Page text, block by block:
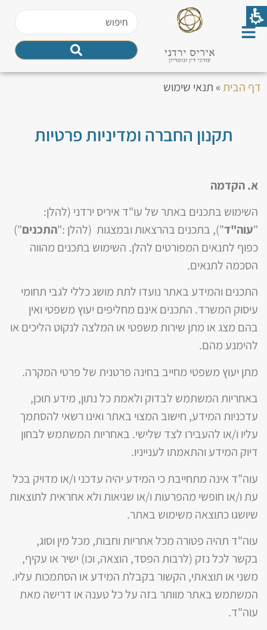
דף הבית» תנאי שימוש
תקנון החברה ומדיניות פרטיות
א. הקדמה
השימוש בתכנים באתר של עו"ד איריס ירדני (להלן:
"עוה"ד"), בתכנים בהרצאות ובמצגות (להלן :"התכנים")
כפוף לתנאים המפורטים להלן. השימוש בתכנים מהווה
הסכמה לתנאים.
התכנים והמידע באתר נועדו לתת מושג כללי לגבי תחומי
עיסוק המשרד. התכנים אינם מחליפים יעוץ משפטי ואין
בהם מצג או מתן שירות משפטי או המלצה לנקוט הליכים או
להימנע מהם.
מתן יעוץ משפטי מחייב בחינה פרטנית של פרטי המקרה.
באחריות המשתמש לבדוק ולאמת כל נתון, מידע תוכן,
עדכניות המידע, חישוב המצוי באתר ואינו רשאי להסתמך
עליו ו/או להעבירו לצד שלישי. באחריות המשתמש לבחון
דיוק המידע והתאמתו לענייניו.
עוה"ד אינה מתחייבת כי המידע יהיה עדכני ו/או מדויק בכל
עת ו/או חופשי מהפרעות ו/או שגיאות ולא אחראית לתוצאות
שיושגו כתוצאה משימוש באתר.
עוה"ד תהיה פטורה מכל אחריות וחבות, מכל מין וסוג,
בקשר לכל נזק (לרבות הפסד, הוצאה, וכו) ישיר או עקיף,
משני או תוצאתי, הקשור בקבלת המידע או הסתמכות עליו.
המשתמש באתר מוותר בזה על כל טענה או דרישה מאת
עוה"ד.